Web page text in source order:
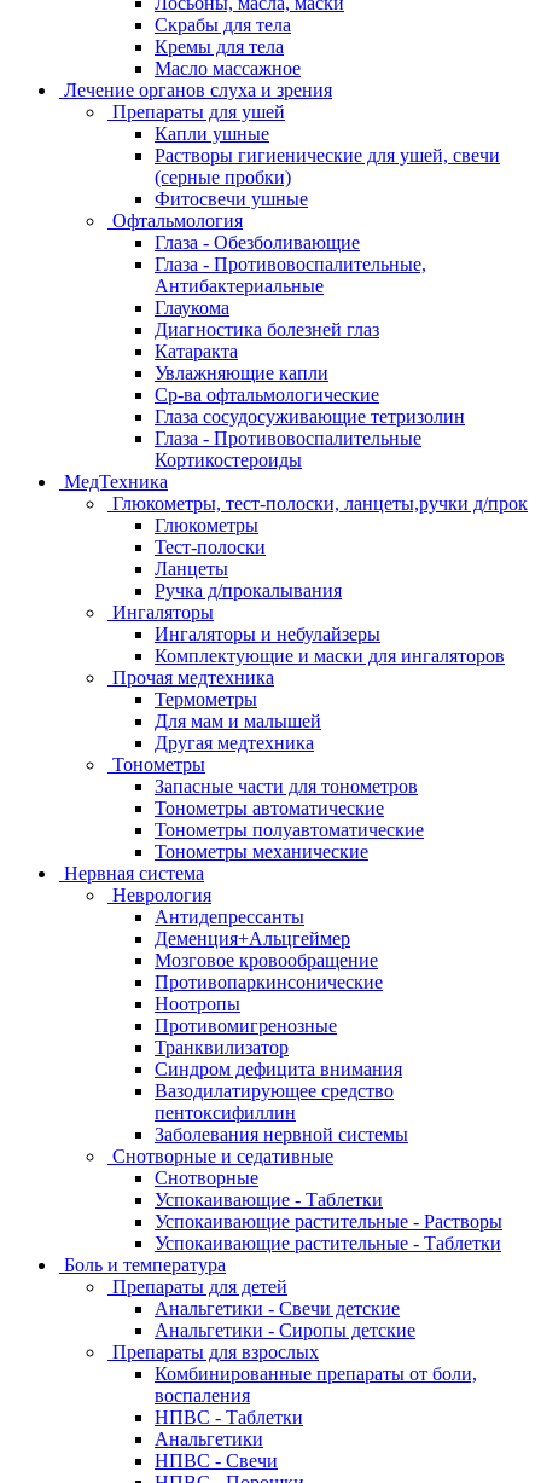
Скрабы для тела
Кремы для тела
Масло массажное
Лечение органов слуха и зрения
Препараты для ушей
Капли ушные
Растворы гигиенические для ушей, свечи
(серные пробки)
Фитосвечи ушные
Офтальмология
Глаза - Обезболивающие
Глаза - Противовоспалительные,
Антибактериальные
Глаукома
Диагностика болезней глаз
Катаракта
Увлажняющие капли
Ср-ва офтальмологические
Глаза сосудосуживающие тетризолин
Глаза - Противовоспалительные
Кортикостероиды
МедТехника
Глюкометры, тест-полоски, ланцеты,ручки д/прок
Глюкометры
Тест-полоски
Ланцеты
Ручка д/прокалывания
Ингаляторы
Ингаляторы и небулайзеры
Комплектующие и маски для ингаляторов
Прочая медтехника
Термометры
Для мам и малышей
Другая медтехника
Тонометры
Запасные части для тонометров
Тонометры автоматические
Тонометры полуавтоматические
Тонометры механические
Нервная система
Неврология
Антидепрессанты
Деменция+Альцгеймер
Мозговое кровообращение
Противопаркинсонические
Ноотропы
Противомигренозные
Транквилизатор
Синдром дефицита внимания
Вазодилатирующее средство
пентоксифиллин
Заболевания нервной системы
Снотворные и седативные
Снотворные
Успокаивающие - Таблетки
Успокаивающие растительные - Растворы
Успокаивающие растительные - Таблетки
Боль и температура
Препараты для детей
Анальгетики - Свечи детские
Анальгетики - Сиропы детские
Препараты для взрослых
Комбинированные препараты от боли,
воспаления
НПВС - Таблетки
Анальгетики
НПВС - Свечи